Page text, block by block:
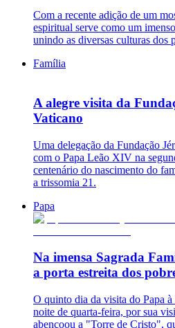
Com a recente adição de um
espiritual serve como um
unindo as diversas culturas dos
Família
A alegre visita da
Vaticano
Uma delegação da Fundação
com o Papa Leão XIV na
centenário do nascimento do
a trissomia 21.
Papa
Na imensa Sagrada
a porta estreita dos
O quinto dia da visita do Papa
noite de quarta-feira, por sua
abençoou a "Torre de Cristo",